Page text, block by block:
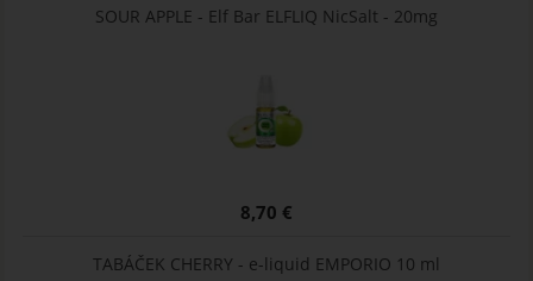
SOUR APPLE - Elf Bar ELFLIQ NicSalt - 20mg
8,70 €
TABÁČEK CHERRY - e-liquid EMPORIO 10 ml